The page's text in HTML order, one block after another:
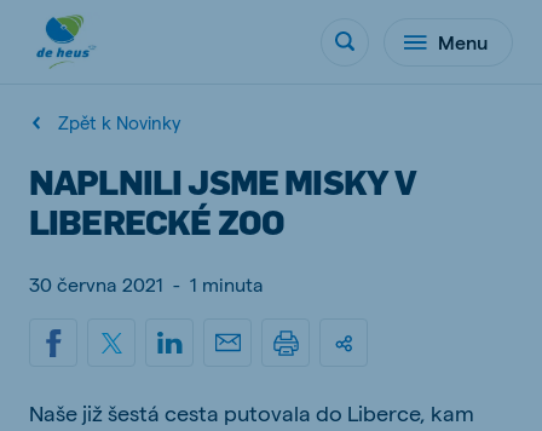
Menu
Zpět k Novinky
NAPLNILI JSME MISKY V
LIBERECKÉ ZOO
30 června 2021 - 1 minuta
Naše již šestá cesta putovala do Liberce, kam